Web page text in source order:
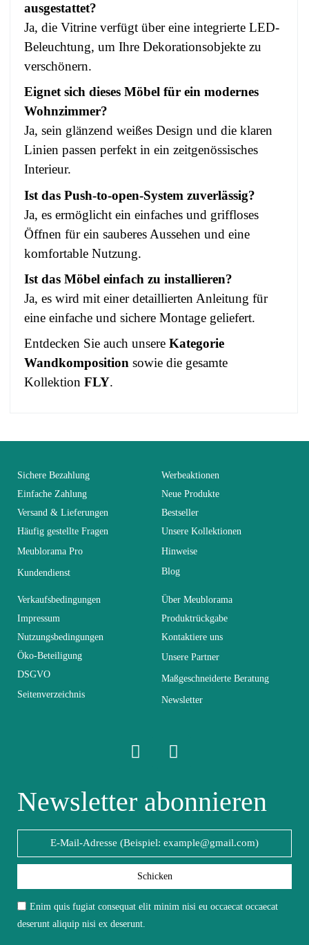
ausgestattet?
Ja, die Vitrine verfügt über eine integrierte LED-
Beleuchtung, um Ihre Dekorationsobjekte zu
verschönern.
Eignet sich dieses Möbel für ein modernes
Wohnzimmer?
Ja, sein glänzend weißes Design und die klaren
Linien passen perfekt in ein zeitgenössisches
Interieur.
Ist das Push-to-open-System zuverlässig?
Ja, es ermöglicht ein einfaches und griffloses
Öffnen für ein sauberes Aussehen und eine
komfortable Nutzung.
Ist das Möbel einfach zu installieren?
Ja, es wird mit einer detaillierten Anleitung für
eine einfache und sichere Montage geliefert.
Entdecken Sie auch unsere Kategorie
Wandkomposition sowie die gesamte
Kollektion FLY.
Alter Erwachsener
Kollektion FLY
Farben Weiß
Lieferzeiten (Anz.
Tage)
30
Abmessungen L260xH190xP40
Elektrisch Elektrisch
Vorstellungsgespräch
mit einem feuchten
Mikrofasertuch
Fest Fest
You Must Login To Review
Sichere Bezahlung
Einfache Zahlung
Versand & Lieferungen
Häufig gestellte Fragen
Meublorama Pro
Kundendienst
Werbeaktionen
Neue Produkte
Bestseller
Unsere Kollektionen
Hinweise
Blog
Verkaufsbedingungen
Impressum
Nutzungsbedingungen
Öko-Beteiligung
DSGVO
Seitenverzeichnis
Über Meublorama
Produktrückgabe
Kontaktiere uns
Unsere Partner
Maßgeschneiderte Beratung
Newsletter
Newsletter abonnieren
Schicken
Enim quis fugiat consequat elit minim nisi eu occaecat occaecat
deserunt aliquip nisi ex deserunt.